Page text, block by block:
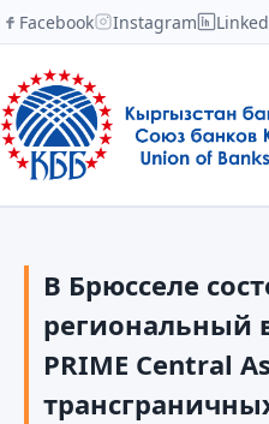
Facebook Instagram
Новости
Академия
Члены и партнеры
Сотрудничество
Контакты
В Брюсселе
региональный
PRIME Central